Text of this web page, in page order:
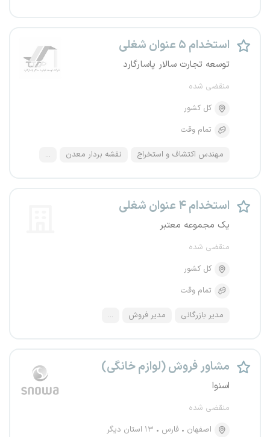
استخدام ۵ عنوان شغلی
توسعه تجارت سالار پاسارگارد
منقضی شده
کل کشور
تمام وقت
مهندس اکتشاف و استخراج نقشه بردار معدن ...
استخدام ۴ عنوان شغلی
یک مجموعه معتبر
منقضی شده
کل کشور
تمام وقت
مدیر بازرگانی مدیر فروش ...
مشاور فروش (لوازم خانگی)
اسنوا
منقضی شده
اصفهان
فارس ۱۳ استان دیگر